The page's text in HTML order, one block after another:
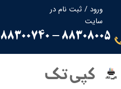
ورود / ثبت نام در
سایت
حساب کاربری من
تغییر گذر واژه
سفارشات
88308005 - 88300710-88300740
کپی تک